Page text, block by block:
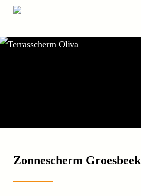
Skip
main
Zonnescherm Groesbeek